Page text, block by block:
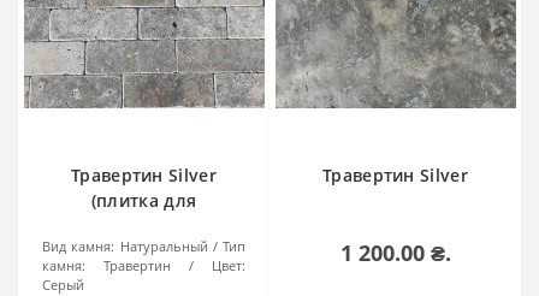
Травертин Silver
(плитка для
Вид камня: Натуральный
Тип
камня:
Травертин
Цвет:
Серый
Травертин Silver
1 200.00 ₴.